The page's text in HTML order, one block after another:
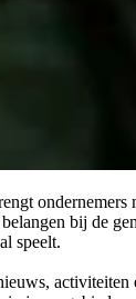
ondernemers
bij de
speelt.
activiteiten